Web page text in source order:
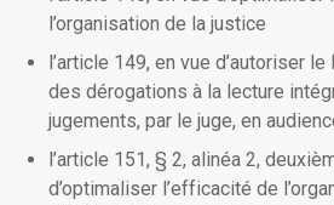
l’organisation de la justice
l’article 149, en vue d’autoriser
des dérogations à la lecture
jugements, par le juge, en
l’article 151, § 2, alinéa 2,
d’optimaliser l’efficacité de